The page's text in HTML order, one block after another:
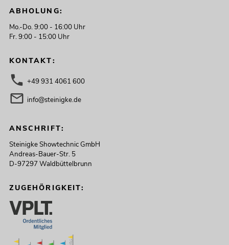
ABHOLUNG:
Mo.-Do. 9:00 - 16:00 Uhr
Fr. 9:00 - 15:00 Uhr
KONTAKT:
+49 931 4061 600
info@steinigke.de
ANSCHRIFT:
Steinigke Showtechnic GmbH
Andreas-Bauer-Str. 5
D-97297 Waldbüttelbrunn
ZUGEHÖRIGKEIT: